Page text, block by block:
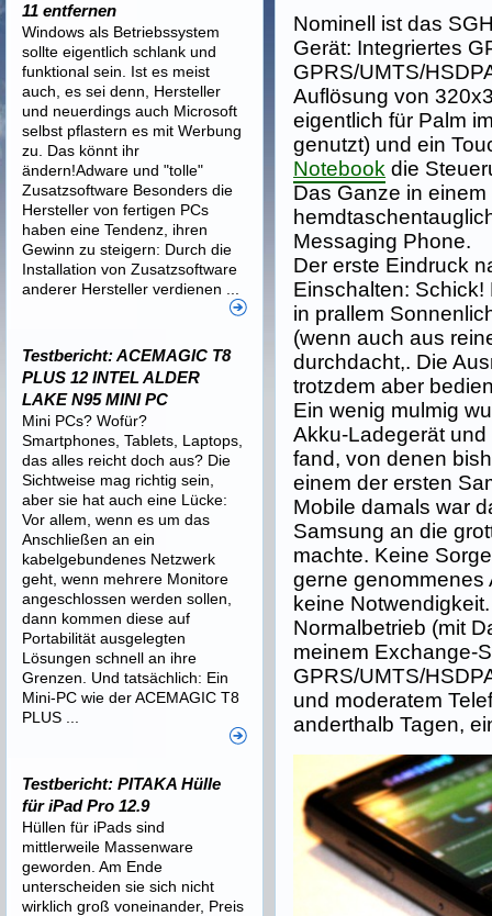
Nominell ist das
Gerät: Integriertes
GPRS/UMTS/
Auflösung von
eigentlich für Palm
genutzt) und ein
Notebook die
Das Ganze in
Messaging Phone.
Der erste Eindruck
Einschalten:
in prallem
(wenn auch aus
durchdacht,. Die
trotzdem aber
Ein wenig mulmig
Akku-Ladegerät
fand, von denen
einem der ersten
Mobile damals war
Samsung an die
machte. Keine
gerne genommenes
keine
Normalbetrieb (mit
meinem Exchange-
GPRS/UMTS/
und moderatem
anderthalb Tagen,
11 entfernen
Windows als Betriebssystem
sollte eigentlich schlank und
funktional sein. Ist es meist
auch, es sei denn, Hersteller
und neuerdings auch Microsoft
selbst pflastern es mit Werbung
zu. Das könnt ihr
ändern!Adware und "tolle"
Zusatzsoftware Besonders die
Hersteller von fertigen PCs
haben eine Tendenz, ihren
Gewinn zu steigern: Durch die
Installation von Zusatzsoftware
anderer Hersteller verdienen ...
Testbericht: ACEMAGIC T8
PLUS 12 INTEL ALDER
LAKE N95 MINI PC
Mini PCs? Wofür?
Smartphones, Tablets, Laptops,
das alles reicht doch aus? Die
Sichtweise mag richtig sein,
aber sie hat auch eine Lücke:
Vor allem, wenn es um das
Anschließen an ein
kabelgebundenes Netzwerk
geht, wenn mehrere Monitore
angeschlossen werden sollen,
dann kommen diese auf
Portabilität ausgelegten
Lösungen schnell an ihre
Grenzen. Und tatsächlich: Ein
Mini-PC wie der ACEMAGIC T8
PLUS ...
Testbericht: PITAKA Hülle
für iPad Pro 12.9
Hüllen für iPads sind
mittlerweile Massenware
geworden. Am Ende
unterscheiden sie sich nicht
wirklich groß voneinander, Preis